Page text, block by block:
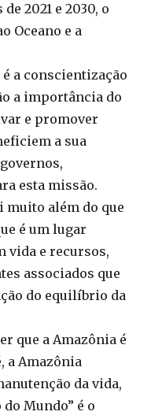
2021 e 2030, o
Oceano e a
a conscientização
a importância do
e promover
a sua
esta missão.
muito além do que
é um lugar
vida e recursos,
associados que
do equilíbrio da
que a Amazônia é
a Amazônia
da vida,
Mundo” é o